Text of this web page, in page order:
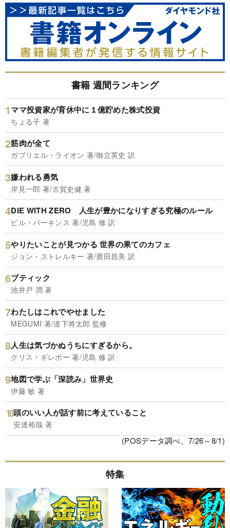
書籍 週間ランキング
ママ投資家が育休中に１億貯めた株式投資
ちょる子 著
筋肉が全て
ガブリエル・ライオン 著/御立英史 訳
嫌われる勇気
岸見一郎 著/古賀史健 著
DIE WITH ZERO 人生が豊かになりすぎる究極のルール
ビル・パーキンス 著/児島 修 訳
やりたいことが見つかる 世界の果てのカフェ
ジョン・ストレルキー 著/鹿田昌美 訳
ブティック
池井戸 潤 著
わたしはこれでやせました
MEGUMI 著/道下将太郎 監修
人生は気づかぬうちにすぎるから。
クリス・ギレボー 著/児島 修 訳
地図で学ぶ「深読み」世界史
伊藤 敏 著
頭のいい人が話す前に考えていること
安達裕哉 著
(POSデータ調べ、7/26～8/1)
特集